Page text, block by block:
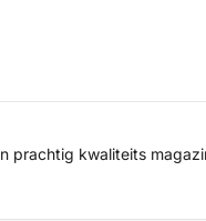
prachtig kwaliteits